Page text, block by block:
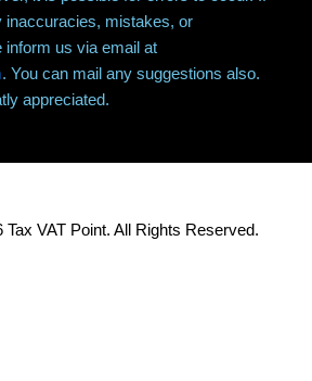
mistakes, or
inform us via email at
. You can mail any suggestions also.
appreciated.
VAT Point. All Rights Reserved.